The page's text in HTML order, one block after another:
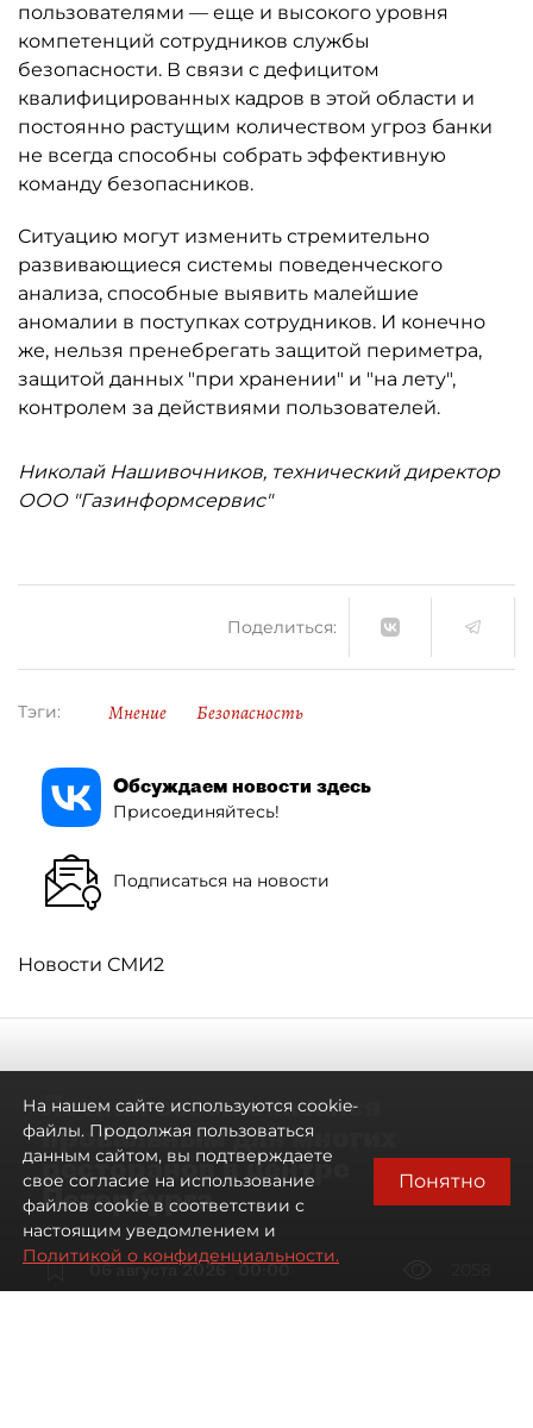
пользователями — еще и высокого уровня
компетенций сотрудников службы
безопасности. В связи с дефицитом
квалифицированных кадров в этой области и
постоянно растущим количеством угроз банки
не всегда способны собрать эффективную
команду безопасников.
Ситуацию могут изменить стремительно
развивающиеся системы поведенческого
анализа, способные выявить малейшие
аномалии в поступках сотрудников. И конечно
же, нельзя пренебрегать защитой периметра,
защитой данных "при хранении" и "на лету",
контролем за действиями пользователей.
Николай Нашивочников, технический директор
ООО "Газинформсервис"
Поделиться:
Тэги: Мнение Безопасность
Обсуждаем новости здесь
Присоединяйтесь!
Подписаться на новости
Новости СМИ2
Летний сезон оказался
провальным для многих
ресторанов в центре
Петербурга
06 августа 2026 00:00
На нашем сайте используются cookie-
файлы. Продолжая пользоваться
данным сайтом, вы подтверждаете
свое согласие на использование
файлов cookie в соответствии с
настоящим уведомлением и
Политикой о конфиденциальности.
Понятно